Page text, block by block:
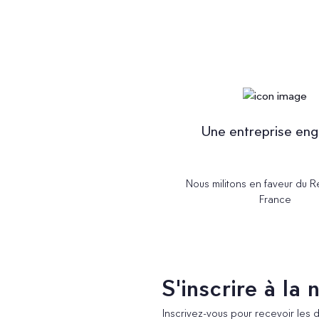
Une entreprise
Nous militons en faveur du
France
S'inscrire à la
Inscrivez-vous pour recevoir les